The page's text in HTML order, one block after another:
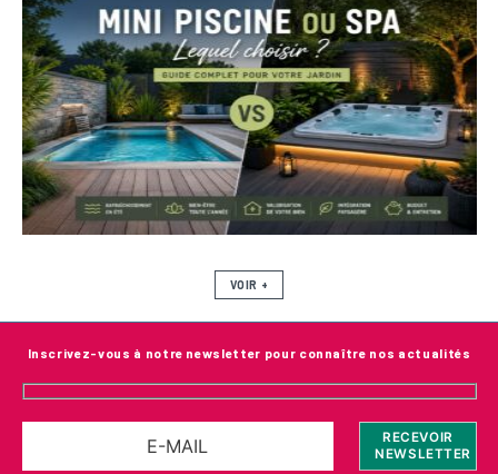
VOIR +
Inscrivez-vous à notre newsletter pour connaître nos actualités